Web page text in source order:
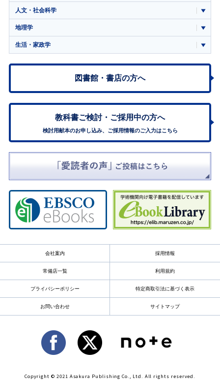
人文・社会科学
地理学
生活・家政学
図書館・書店の方へ
教科書ご検討・ ご採用中の方へ
検討用献本のお申し込み、ご採用情報のご入力はこちら
会社案内 採用情報
常備店一覧 利用規約
プライバシーポリシー 特定商取引法に基づく表示
お問い合わせ サイトマップ
Copyright © 2021 Asakura Publishing Co., Ltd. All rights reserved.